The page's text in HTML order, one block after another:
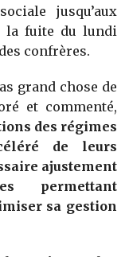
jusqu’aux
la fuite du lundi
confrères.
grand chose de
et commenté,
des régimes
de leurs
ajustement
permettant
sa gestion